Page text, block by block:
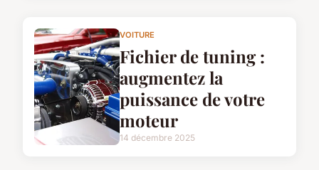
VOITURE
Fichier de tuning :
augmentez la
puissance de votre
moteur
14 décembre 2025